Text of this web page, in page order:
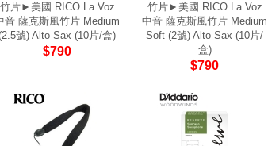
竹片►美國 RICO La Voz
音 薩克斯風竹片 Medium
號) Alto Sax (10片/盒)
$790
竹片►美國 RICO La Voz
中音 薩克斯風竹片 Medium
Soft (2號) Alto Sax (10片/
盒)
$790